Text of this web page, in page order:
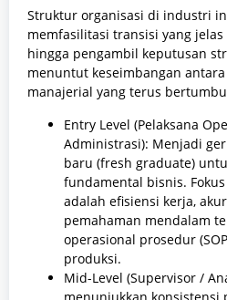
Struktur organisasi di industri
memfasilitasi transisi yang
hingga pengambil keputusan
menuntut keseimbangan
manajerial yang terus
Entry Level (Pelaksana
Administrasi): Menjadi
baru (fresh graduate)
fundamental bisnis.
adalah efisiensi kerja,
pemahaman mendalam
operasional prosedur
produksi.
Mid-Level (Supervisor /